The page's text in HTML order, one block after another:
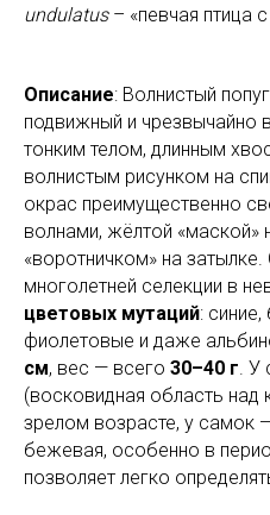
undulatus– «певчая птица
Описание: Волнистый
подвижный и чрезвычайно
тонким телом, длинным
волнистым рисунком на
окрас преимущественно
волнами, жёлтой «маской»
«воротничком» на
многолетней селекции в
цветовых мутаций:
фиолетовые и даже
см, вес — всего 30–40 г. У
(восковидная область над
зрелом возрасте, у самок
бежевая, особенно в
позволяет легко